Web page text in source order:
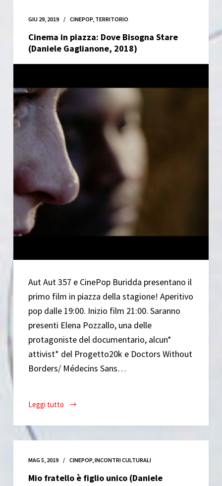
‘How
came
here’
e
GIU 29, 2019 CINEPOP, TERRITORIO
Cinema in piazza: Dove Bisogna Stare
(Daniele Gaglianone, 2018)
Aut Aut 357 e CinePop Buridda presentano il
primo film in piazza della stagione! Aperitivo
pop dalle 19:00. Inizio film 21:00. Saranno
presenti Elena Pozzallo, una delle
protagoniste del documentario, alcun*
attivist* del Progetto20k e Doctors Without
Borders/ Médecins Sans…
Leggi tutto
Cinema
Bisogna
(Daniele
MAG 5, 2019 CINEPOP, INCONTRI CULTURALI
Mio fratello è figlio unico (Daniele